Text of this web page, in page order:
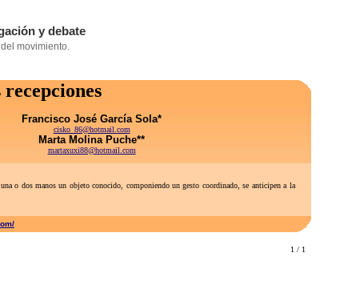
Francisco José García Sola*
cisko_86@hotmail.com
Marta Molina Puche**
martaxuxi88@hotmail.com
o dos manos un objeto conocido, componiendo un gesto coordinado, se anticipen a la
1 / 1